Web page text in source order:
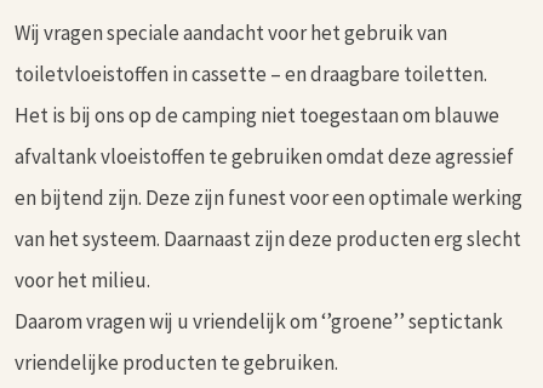
Wij vragen speciale aandacht voor het gebruik van
toiletvloeistoffen in cassette – en draagbare toiletten.
Het is bij ons op de camping niet toegestaan om blauwe
afvaltank vloeistoffen te gebruiken omdat deze agressief
en bijtend zijn. Deze zijn funest voor een optimale werking
van het systeem. Daarnaast zijn deze producten erg slecht
voor het milieu.
Daarom vragen wij u vriendelijk om ‘’groene’’ septictank
vriendelijke producten te gebruiken.